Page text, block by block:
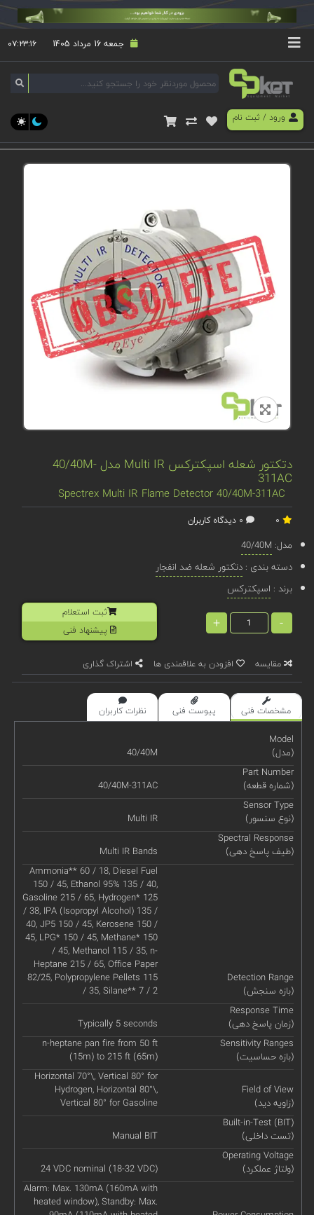
جمعه 16 مرداد 1405 ۰۷:۲۳:۱۶
ورود/ ثبت نام
دتکتور شعله اسپکترکس Multi IR مدل 40/40M-
311AC
Spectrex Multi IR Flame Detector 40/40M-311AC
مدل: 40/40M
دسته بندی :دتکتور شعله ضد انفجار
برند : اسپکترکس
-
+
ثبت استعلام
پیشنهاد فنی
مقایسه افزودن به علاقمندی ها اشتراک گذاری
مشخصات فنی پیوست فنی نظرات کاربران
Model
(مدل)
40/40M
Part Number
(شماره قطعه)
40/40M-311AC
Sensor Type
(نوع سنسور)
Multi IR
Spectral Response
(طیف پاسخ دهی)
Multi IR Bands
Detection Range
(بازه سنجش)
Ammonia** 60 / 18, Diesel Fuel
150 / 45, Ethanol 95% 135 / 40,
Gasoline 215 / 65, Hydrogen* 125
/ 38, IPA (Isopropyl Alcohol) 135 /
40, JP5 150 / 45, Kerosene 150 /
45, LPG* 150 / 45, Methane* 150
/ 45, Methanol 115 / 35, n-
Heptane 215 / 65, Office Paper
82/25, Polypropylene Pellets 115
/ 35, Silane** 7 / 2
Response Time
(زمان پاسخ دهی)
Typically 5 seconds
Sensitivity Ranges
(بازه حساسیت)
n-heptane pan fire from 50 ft
(15m) to 215 ft (65m)
Field of View
(زاویه دید)
Horizontal 70°\, Vertical 80° for
Hydrogen, Horizontal 80°\,
Vertical 80° for Gasoline
Built-in-Test (BIT)
(تست داخلی)
Manual BIT
Operating Voltage
(ولتاژ عملکرد)
24 VDC nominal (18-32 VDC)
Alarm: Max. 130mA (160mA with
heated window), Standby: Max.